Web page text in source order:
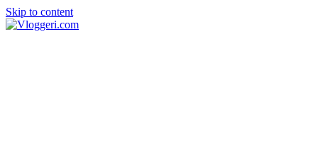
Skip to content